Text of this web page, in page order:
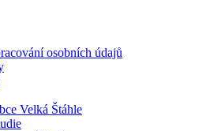
osobních údajů
Velká Štáhle